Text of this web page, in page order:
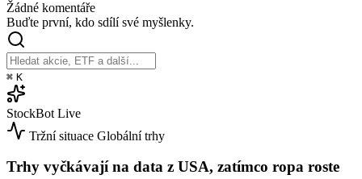
Žádné komentáře
Buďte první, kdo sdílí své myšlenky.
⌘ K
StockBot Live
Tržní situace Globální trhy
Trhy vyčkávají na data z USA, zatímco ropa roste